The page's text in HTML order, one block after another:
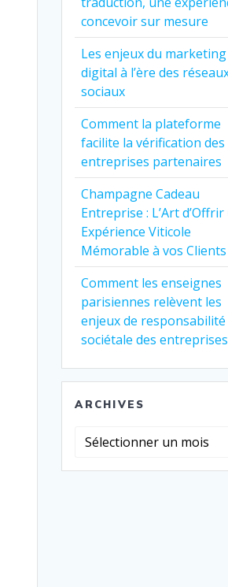
concevoir sur mesure
Les enjeux du marketing
digital à l’ère des
sociaux
Comment la plateforme
facilite la vérification des
entreprises partenaires
Champagne Cadeau
Entreprise : L’Art
Expérience Viticole
Mémorable à vos Clients
Comment les enseignes
parisiennes relèvent les
enjeux de responsabilité
sociétale des entreprises
ARCHIVES
Archives